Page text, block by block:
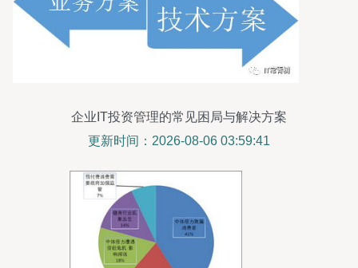
企业IT投资管理的常见困局与解决方案
更新时间：2026-08-06 03:59:41